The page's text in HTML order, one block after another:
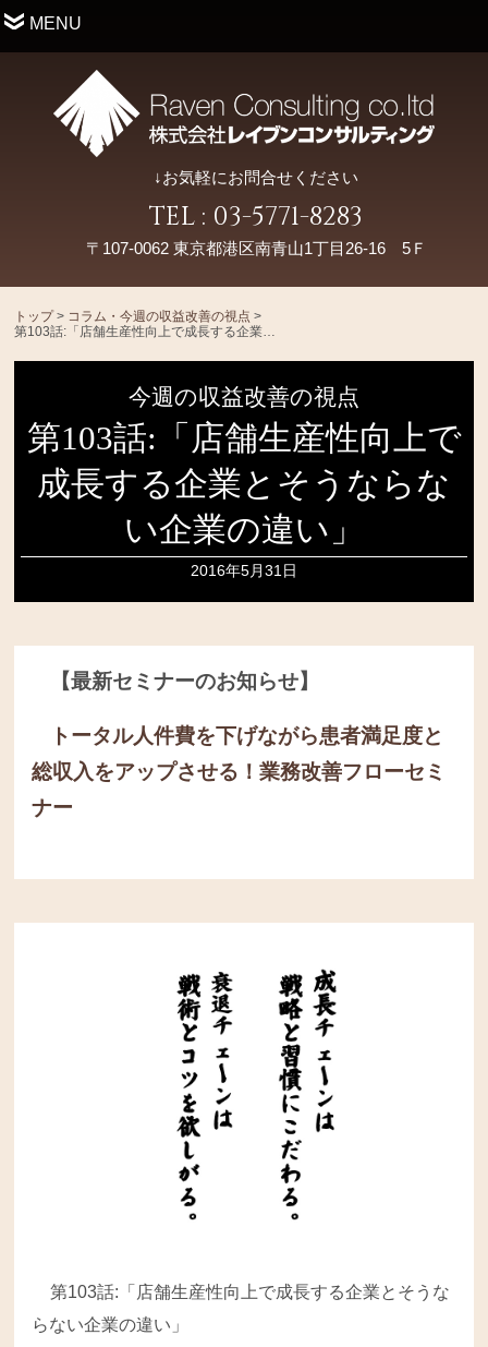
MENU
↓お気軽にお問合せください
TEL : 03-5771-8283
〒107-0062 東京都港区南青山1丁目26-16 5Ｆ
トップ> コラム・今週の収益改善の視点 >
今週の収益改善の視点
第103話:「店舗生産性向上で
成長する企業とそうならな
い企業の違い」
2016年5月31日
【最新セミナーのお知らせ】
トータル人件費を下げながら患者満足度と
総収入をアップさせる！業務改善フローセミ
ナー
第103話:「店舗生産性向上で成長する企業とそうな
らない企業の違い」